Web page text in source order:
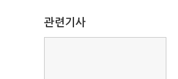
관련기사